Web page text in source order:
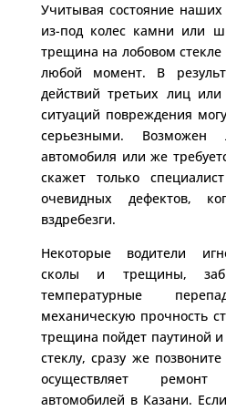
Учитывая состояние
из-под колес камни или
трещина на лобовом стекле
любой момент. В
действий третьих лиц
ситуаций повреждения
серьезными.
автомобиля или же
скажет только
очевидных дефектов,
вздребезги.
Некоторые водители
сколы и трещины,
температурные
механическую прочность
трещина пойдет паутиной и
стеклу, сразу же
осуществляет
автомобилей в Казани.